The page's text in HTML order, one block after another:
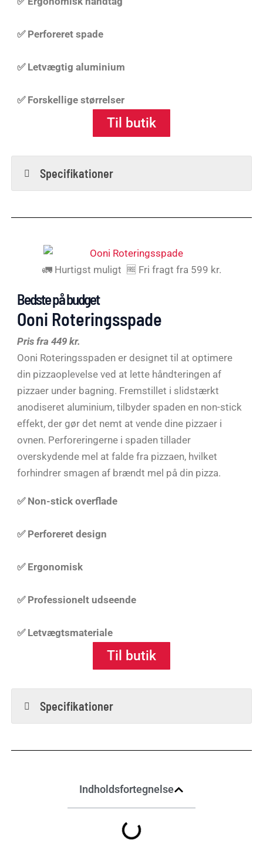
✅ Perforeret spade
✅ Letvægtig aluminium
✅ Forskellige størrelser
Til butik
Specifikationer
🚛 Hurtigst muligt 🆓 Fri fragt fra 599 kr.
Bedste på budget
Ooni Roteringsspade
Pris fra 449 kr.
Ooni Roteringsspaden er designet til at optimere
din pizzaoplevelse ved at lette håndteringen af
pizzaer under bagning. Fremstillet i slidstærkt
anodiseret aluminium, tilbyder spaden en non-stick
effekt, der gør det nemt at vende dine pizzaer i
ovnen. Perforeringerne i spaden tillader
overskydende mel at falde fra pizzaen, hvilket
forhindrer smagen af brændt mel på din pizza.
✅ Non-stick overflade
✅ Perforeret design
✅ Ergonomisk
✅ Professionelt udseende
✅ Letvægtsmateriale
Til butik
Specifikationer
Indholdsfortegnelse